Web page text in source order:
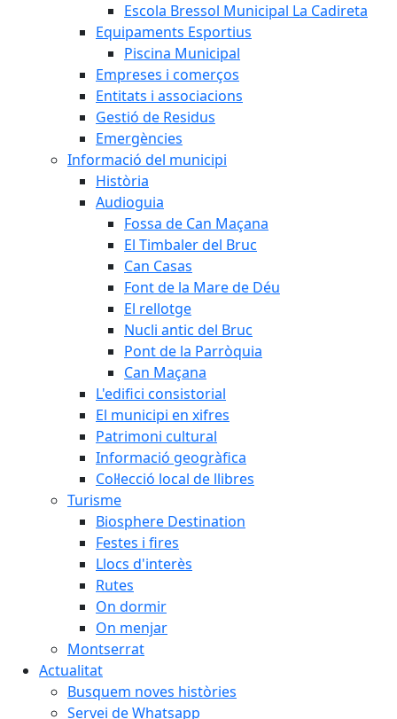
Escola Bressol Municipal La Cadireta
Equipaments Esportius
Piscina Municipal
Empreses i comerços
Entitats i associacions
Gestió de Residus
Emergències
Informació del municipi
Història
Audioguia
Fossa de Can Maçana
El Timbaler del Bruc
Can Casas
Font de la Mare de Déu
El rellotge
Nucli antic del Bruc
Pont de la Parròquia
Can Maçana
L'edifici consistorial
El municipi en xifres
Patrimoni cultural
Informació geogràfica
Col·lecció local de llibres
Turisme
Biosphere Destination
Festes i fires
Llocs d'interès
Rutes
On dormir
On menjar
Montserrat
Actualitat
Busquem noves històries
Servei de Whatsapp